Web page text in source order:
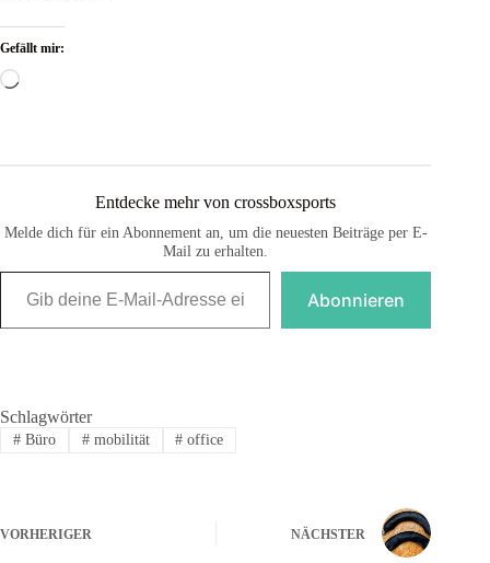
Gefällt mir:
Wird
Entdecke mehr von crossboxsports
Melde dich für ein Abonnement an, um die neuesten Beiträge per E-
Mail zu erhalten.
Gib deine E-Mail-Adresse ein ...
Abonnieren
Schlagwörter
#Büro #mobilität # office
VORHERIGER NÄCHSTER